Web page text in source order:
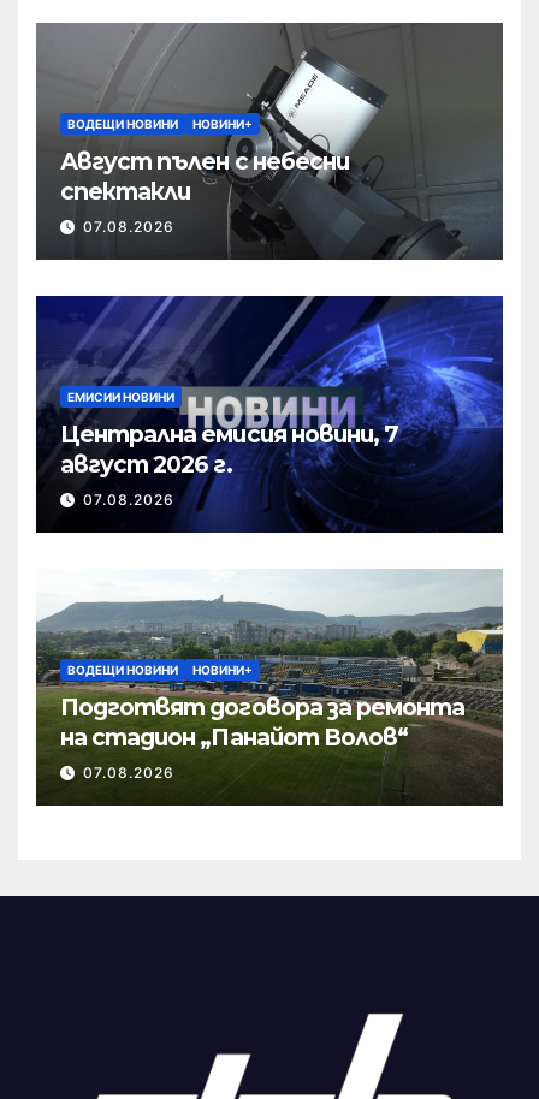
ВОДЕЩИ НОВИНИ НОВИНИ+
Август пълен с небесни
спектакли
07.08.2026
ЕМИСИИ НОВИНИ
Централна емисия новини, 7
август 2026 г.
07.08.2026
ВОДЕЩИ НОВИНИ НОВИНИ+
Подготвят договора за ремонта
на стадион „Панайот Волов“
07.08.2026